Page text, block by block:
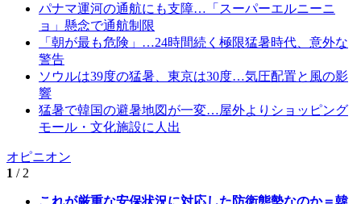
パナマ運河の通航にも支障…「スーパーエルニーニ
ョ」懸念で通航制限
「朝が最も危険」…24時間続く極限猛暑時代、意外な
警告
ソウルは39度の猛暑、東京は30度…気圧配置と風の影
響
猛暑で韓国の避暑地図が一変…屋外よりショッピング
モール・文化施設に人出
オピニオン
1 / 2
これが厳重な安保状況に対応した防衛態勢なのか＝韓